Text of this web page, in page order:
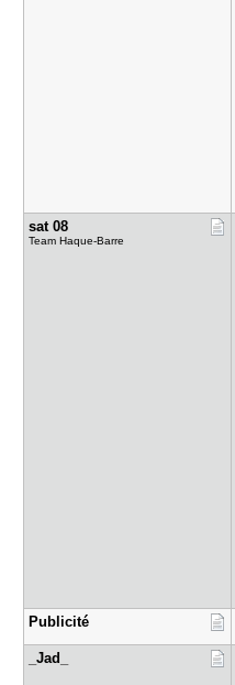
sat 08
Team Haque-Barre
Publicité
_Jad_